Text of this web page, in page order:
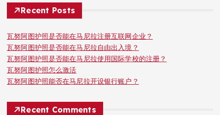
Recent Posts
瓦努阿图护照是否能在马尼拉注册互联网企业？
瓦努阿图护照是否能在马尼拉自由出入境？
瓦努阿图护照是否能在马尼拉使用国际学校的注册？
瓦努阿图护照怎么激活
瓦努阿图护照能否在马尼拉开设银行账户？
Recent Comments